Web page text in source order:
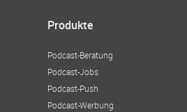
Produkte
Podcast-Beratung
Podcast-Jobs
Podcast-Push
Podcast-Werbung